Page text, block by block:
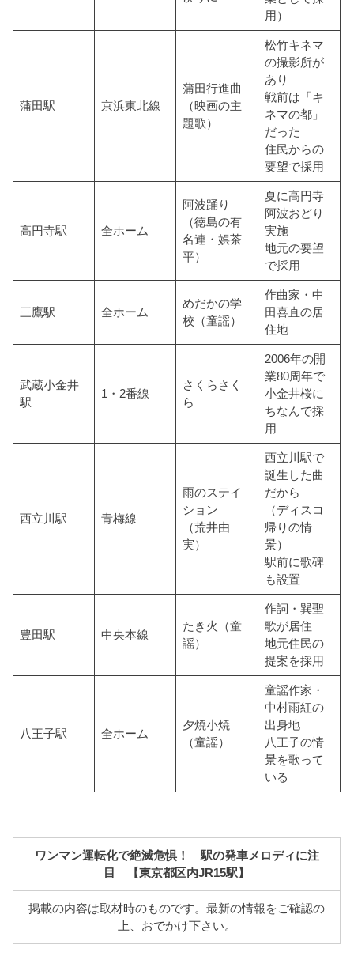
用）
蒲田駅 京浜東北線
蒲田行進曲
（映画の主
題歌）
松竹キネマ
の撮影所が
あり
戦前は「キ
ネマの都」
だった
住民からの
要望で採用
高円寺駅 全ホーム
阿波踊り
（徳島の有
名連・娯茶
平）
夏に高円寺
阿波おどり
実施
地元の要望
で採用
三鷹駅 全ホーム
めだかの学
校（童謡）
作曲家・中
田喜直の居
住地
武蔵小金井
駅
1・2番線
さくらさく
ら
2006年の開
業80周年で
小金井桜に
ちなんで採
用
西立川駅 青梅線
雨のステイ
ション
（荒井由
実）
西立川駅で
誕生した曲
だから
（ディスコ
帰りの情
景）
駅前に歌碑
も設置
豊田駅 中央本線
たき火（童
謡）
作詞・巽聖
歌が居住
地元住民の
提案を採用
八王子駅 全ホーム
夕焼小焼
（童謡）
童謡作家・
中村雨紅の
出身地
八王子の情
景を歌って
いる
ワンマン運転化で絶滅危惧！ 駅の発車メロディに注
目 【東京都区内JR15駅】
掲載の内容は取材時のものです。最新の情報をご確認の
上、おでかけ下さい。